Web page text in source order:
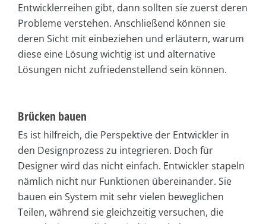
Entwicklerreihen gibt, dann sollten sie zuerst deren
Probleme verstehen. Anschließend können sie
deren Sicht mit einbeziehen und erläutern, warum
diese eine Lösung wichtig ist und alternative
Lösungen nicht zufriedenstellend sein können.
Brücken bauen
Es ist hilfreich, die Perspektive der Entwickler in
den Designprozess zu integrieren. Doch für
Designer wird das nicht einfach. Entwickler stapeln
nämlich nicht nur Funktionen übereinander. Sie
bauen ein System mit sehr vielen beweglichen
Teilen, während sie gleichzeitig versuchen, die